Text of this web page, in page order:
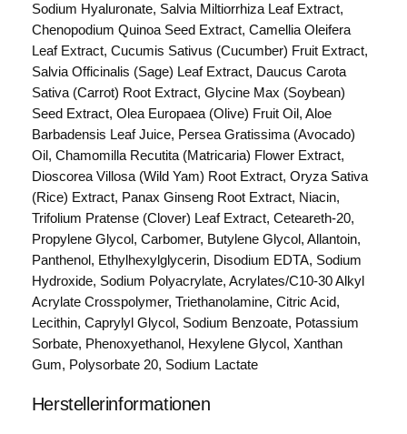
Sodium Hyaluronate, Salvia Miltiorrhiza Leaf Extract,
Chenopodium Quinoa Seed Extract, Camellia Oleifera
Leaf Extract, Cucumis Sativus (Cucumber) Fruit Extract,
Salvia Officinalis (Sage) Leaf Extract, Daucus Carota
Sativa (Carrot) Root Extract, Glycine Max (Soybean)
Seed Extract, Olea Europaea (Olive) Fruit Oil, Aloe
Barbadensis Leaf Juice, Persea Gratissima (Avocado)
Oil, Chamomilla Recutita (Matricaria) Flower Extract,
Dioscorea Villosa (Wild Yam) Root Extract, Oryza Sativa
(Rice) Extract, Panax Ginseng Root Extract, Niacin,
Trifolium Pratense (Clover) Leaf Extract, Ceteareth-20,
Propylene Glycol, Carbomer, Butylene Glycol, Allantoin,
Panthenol, Ethylhexylglycerin, Disodium EDTA, Sodium
Hydroxide, Sodium Polyacrylate, Acrylates/C10-30 Alkyl
Acrylate Crosspolymer, Triethanolamine, Citric Acid,
Lecithin, Caprylyl Glycol, Sodium Benzoate, Potassium
Sorbate, Phenoxyethanol, Hexylene Glycol, Xanthan
Gum, Polysorbate 20, Sodium Lactate
Herstellerinformationen